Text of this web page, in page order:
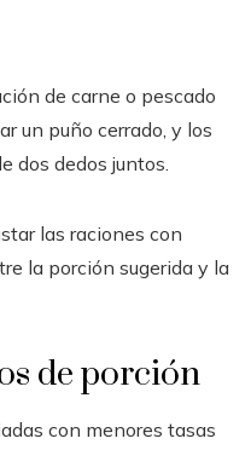
de carne o pescado
un puño cerrado, y los
dos dedos juntos.
las raciones con
la porción sugerida y la
de porción
con menores tasas